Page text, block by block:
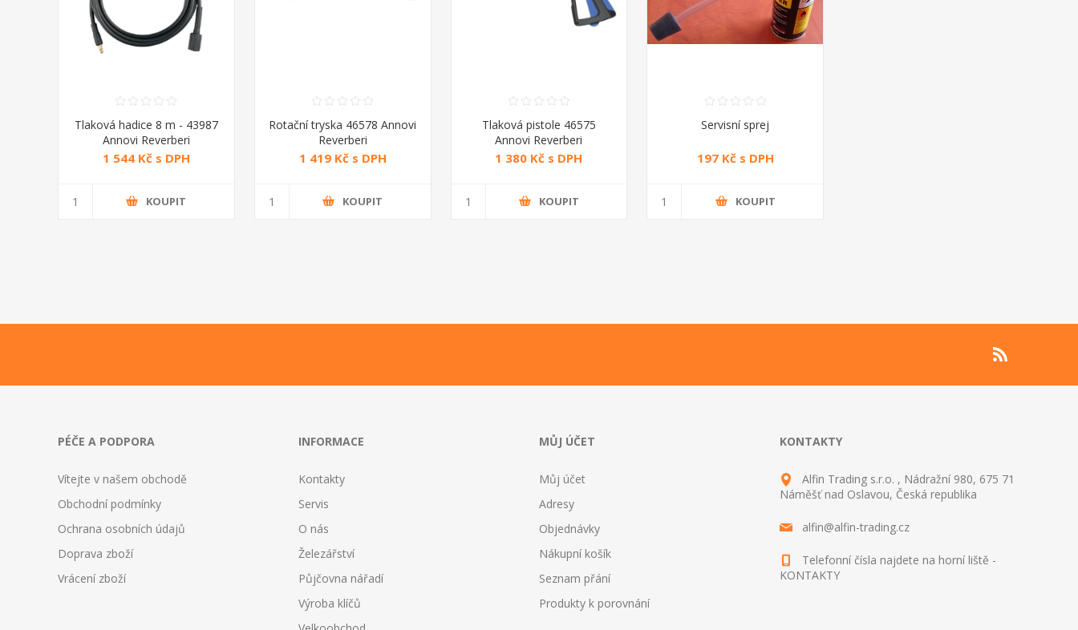
Tlaková hadice 8 m - 43987
Annovi Reverberi
1 544 Kč s DPH
KOUPIT
Rotační tryska 46578 Annovi
Reverberi
1 419 Kč s DPH
KOUPIT
Tlaková pistole 46575
Annovi Reverberi
1 380 Kč s DPH
KOUPIT
Servisní sprej
197 Kč s DPH
KOUPIT
PÉČE A PODPORA
Vítejte v našem obchodě
Obchodní podmínky
Ochrana osobních údajů
Doprava zboží
Vrácení zboží
INFORMACE
Kontakty
Servis
O nás
Železářství
Půjčovna nářadí
Výroba klíčů
MŮJ ÚČET
Můj účet
Adresy
Objednávky
Nákupní košík
Seznam přání
Produkty k porovnání
KONTAKTY
Alfin Trading s.r.o. , Nádražní 980, 675 71
Náměšť nad Oslavou, Česká republika
alfin@alfin-trading.cz
Telefonní čísla najdete na horní liště -
KONTAKTY